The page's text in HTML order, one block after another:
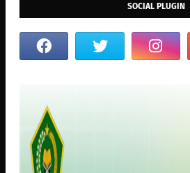
SOCIAL PLUGIN